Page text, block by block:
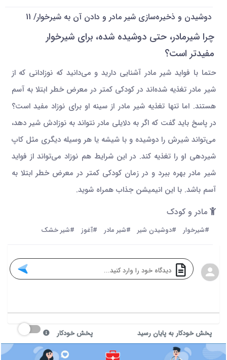
دوشیدن و ذخیره‌سازی شیر مادر و دادن آن به شیرخوار/ 11
چرا شیرمادر، حتی دوشیده شده، برای شیرخوار
مفیدتر است؟
حتما با فواید شیر مادر آشنایی دارید و می‌دانید که نوزادانی که از
شیر مادر تغذیه شده‌اند در کودکی کمتر در معرض خطر ابتلا به آسم
هستند. اما تنها تغذیه شیر مادر از سینه او برای نوزاد مفید است؟
در پاسخ باید گفت که اگر به دلایلی مادر نتواند به نوزادش شیر دهد،
می‌تواند شیرش را دوشیده و با شیشه یا هر وسیله دیگری مثل کاپ
شیردهی او را تغذیه کند. در این شرایط هم نوزاد می‌تواند از فواید
شیر مادر بهره ببرد و در زمان کودکی کمتر در معرض خطر ابتلا به
آسم باشد. با این انیمیشن جذاب همراه شوید.
مادر و کودک
#شیرخوار #دوشیدن شیر #شیر مادر #آغوز #شیر خشک
پخش خودکار به پایان رسید پخش خودکار